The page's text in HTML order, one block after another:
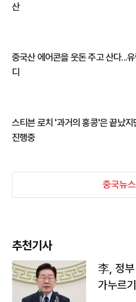
산
중국산 에어콘을 웃돈 주고 산다...
디
스티븐 로치 '과거의 홍콩'은 끝났
진행중
중국뉴스
추천기사
李, 정
가누르